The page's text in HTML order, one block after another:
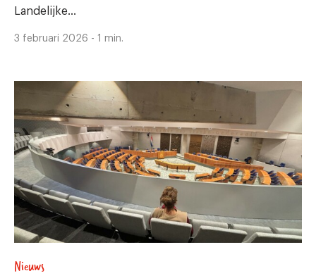
Landelijke...
3 februari 2026 - 1 min.
Nieuws